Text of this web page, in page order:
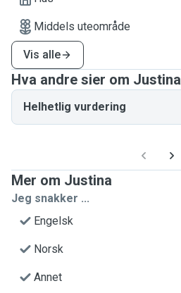
Middels uteområde
Vis alle
Hva andre sier om Justina
Helhetlig vurdering
Mer om Justina
Jeg snakker ...
Engelsk
Norsk
Annet